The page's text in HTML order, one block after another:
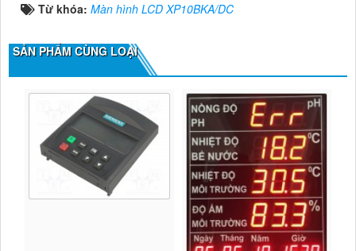
Từ khóa: Màn hình LCD XP10BKA/DC
SẢN PHẨM CÙNG LOẠI